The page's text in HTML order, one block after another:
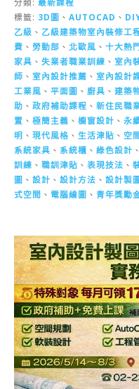
分類: 最新課程
標籤: 3D圖 、 AUTOCAD 、
乙級 、 乙級建築物室內裝修工
費 、 勞動部 、 北歐風 、 十大熱
家具 、 失業者職業訓練 、 室內
師 、 室內設計推薦 、 室內設計
工業風 、 平面圖 、 廚具 、 建築
助 、 政府補助課程 、 新住民職
置 、 極簡主義 、 櫥窗設計 、 永
明 、 現代風格 、 生活津貼 、 空
系統家具 、 系統櫃 、 綠色設計 、
訓練 、 職訓津貼 、 表現技法 、
圖 、 設計 、 設計方法 、 設計製
式空間 、 電腦繪圖 、 青年獎勵